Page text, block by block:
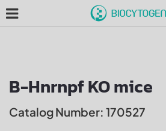
B-Hnrnpf KO mice
Catalog Number: 170527